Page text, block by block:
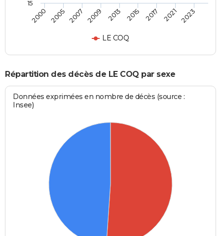
LE COQ
2000 2005 2007 2009 2013 2015 2017 2021 2023
15
Répartition des décès de LE COQ par sexe
Données exprimées en nombre de décès (source :
Insee)